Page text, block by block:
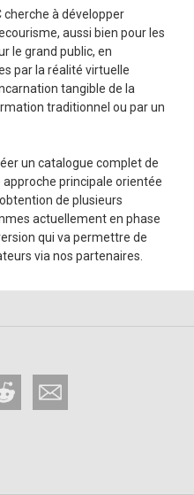
cherche à développer
aussi bien pour les
le grand public, en
par la réalité virtuelle
tangible de la
traditionnel ou par un
un catalogue complet de
principale orientée
de plusieurs
actuellement en phase
qui va permettre de
via nos partenaires.